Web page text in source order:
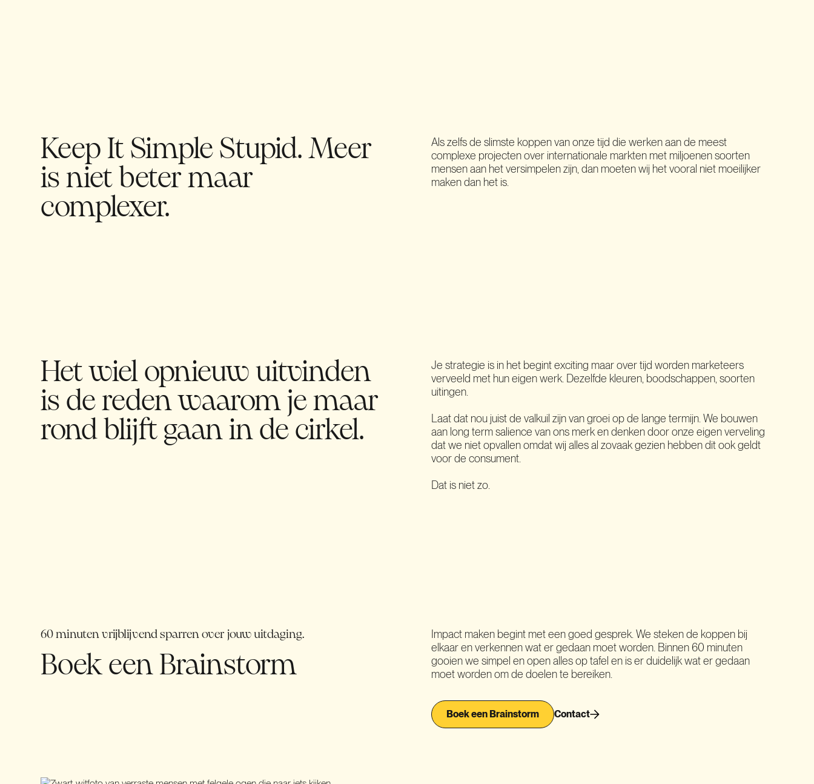
Keep It Simple Stupid. Meer
is niet beter maar
complexer.
Als zelfs de slimste koppen van onze tijd die werken aan de meest
complexe projecten over internationale markten met miljoenen soorten
mensen aan het versimpelen zijn, dan moeten wij het vooral niet moeilijker
maken dan het is.
Het wiel opnieuw uitvinden
is de reden waarom je maar
rond blijft gaan in de cirkel.
Je strategie is in het begint exciting maar over tijd worden marketeers
verveeld met hun eigen werk. Dezelfde kleuren, boodschappen, soorten
uitingen.
Laat dat nou juist de valkuil zijn van groei op de lange termijn. We bouwen
aan long term salience van ons merk en denken door onze eigen verveling
dat we niet opvallen omdat wij alles al zovaak gezien hebben dit ook geldt
voor de consument.
Dat is niet zo.
60 minuten vrijblijvend sparren over jouw uitdaging.
Boek een Brainstorm
Impact maken begint met een goed gesprek. We steken de koppen bij
elkaar en verkennen wat er gedaan moet worden. Binnen 60 minuten
gooien we simpel en open alles op tafel en is er duidelijk wat er gedaan
moet worden om de doelen te bereiken.
Boek een Brainstorm Contact